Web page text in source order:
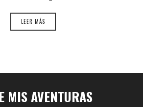
LEER MÁS
MIS AVENTURAS